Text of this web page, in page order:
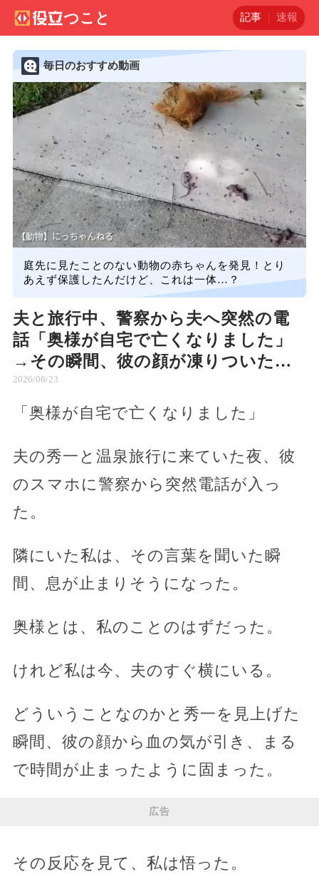
記事 速報
毎日のおすすめ動画
庭先に見たことのない動物の赤ちゃんを発見！とり
あえず保護したんだけど、これは一体…？
夫と旅行中、警察から夫へ突然の電
話「奥様が自宅で亡くなりました」
→その瞬間、彼の顔が凍りついた…
2026/06/23
「奥様が自宅で亡くなりました」
夫の秀一と温泉旅行に来ていた夜、彼
のスマホに警察から突然電話が入っ
た。
隣にいた私は、その言葉を聞いた瞬
間、息が止まりそうになった。
奥様とは、私のことのはずだった。
けれど私は今、夫のすぐ横にいる。
どういうことなのかと秀一を見上げた
瞬間、彼の顔から血の気が引き、まる
で時間が止まったように固まった。
広告
その反応を見て、私は悟った。